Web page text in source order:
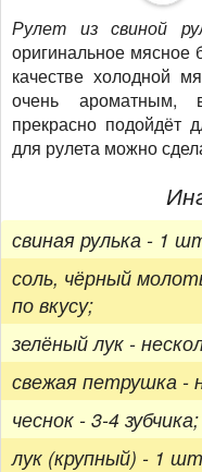
Рулет из свиной
оригинальное мясное
качестве холодной
очень ароматным,
прекрасно подойдёт
для рулета можно
свиная рулька - 1
соль, чёрный
по вкусу;
зелёный лук -
свежая петрушка -
чеснок - 3-4 зубчика;
лук (крупный) - 1